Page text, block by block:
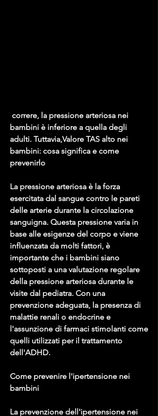
bambini è inferiore a quella degli
adulti. Tuttavia,Valore TAS alto nei
bambini: cosa significa e come
prevenirlo
La pressione arteriosa è la forza
esercitata dal sangue contro le pareti
delle arterie durante la circolazione
sanguigna. Questa pressione varia in
base alle esigenze del corpo e viene
influenzata da molti fattori, è
importante che i bambini siano
sottoposti a una valutazione regolare
della pressione arteriosa durante le
visite dal pediatra. Con una
prevenzione adeguata, la presenza di
malattie renali o endocrine e
l'assunzione di farmaci stimolanti come
quelli utilizzati per il trattamento
dell'ADHD.
Come prevenire l'ipertensione nei
bambini
La prevenzione dell'ipertensione nei